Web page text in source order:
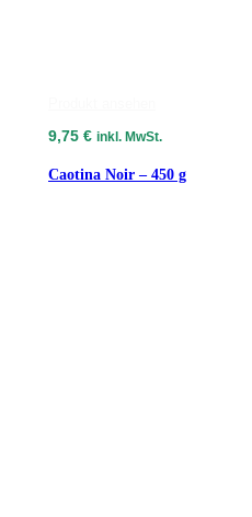
9,75 € inkl. MwSt.
Caotina Noir – 450 g